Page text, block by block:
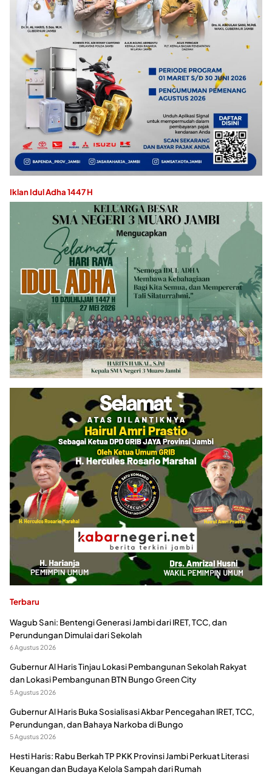
Iklan Idul Adha 1447 H
Terbaru
Wagub Sani: Bentengi Generasi Jambi dari IRET, TCC, dan
Perundungan Dimulai dari Sekolah
6 Agustus 2026
Gubernur Al Haris Tinjau Lokasi Pembangunan Sekolah Rakyat
dan Lokasi Pembangunan BTN Bungo Green City
5 Agustus 2026
Gubernur Al Haris Buka Sosialisasi Akbar Pencegahan IRET, TCC,
Perundungan, dan Bahaya Narkoba di Bungo
5 Agustus 2026
Hesti Haris: Rabu Berkah TP PKK Provinsi Jambi Perkuat Literasi
Keuangan dan Budaya Kelola Sampah dari Rumah